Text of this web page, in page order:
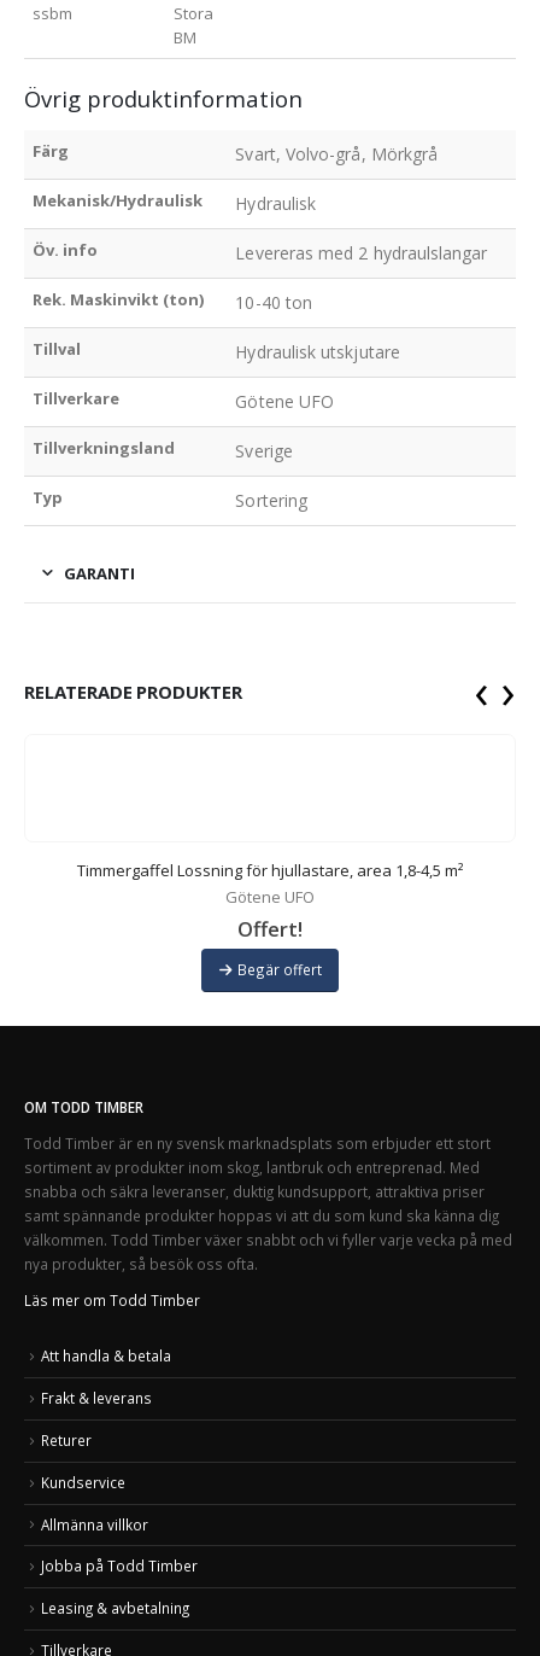
ssbm
Stora
BM
Övrig produktinformation
Färg Svart, Volvo-grå, Mörkgrå
Mekanisk/Hydraulisk Hydraulisk
Öv. info Levereras med 2 hydraulslangar
Rek. Maskinvikt (ton) 10-40 ton
Tillval Hydraulisk utskjutare
Tillverkare Götene UFO
Tillverkningsland Sverige
Typ Sortering
GARANTI
RELATERADE PRODUKTER
Timmergaffel Lossning för hjullastare, area 1,8-4,5 m²
Götene UFO
Offert!
Begär offert
‹ ›
OM TODD TIMBER
Todd Timber är en ny svensk marknadsplats som erbjuder ett stort
sortiment av produkter inom skog, lantbruk och entreprenad. Med
snabba och säkra leveranser, duktig kundsupport, attraktiva priser
samt spännande produkter hoppas vi att du som kund ska känna dig
välkommen. Todd Timber växer snabbt och vi fyller varje vecka på med
nya produkter, så besök oss ofta.
Läs mer om Todd Timber
Att handla & betala
Frakt & leverans
Returer
Kundservice
Allmänna villkor
Jobba på Todd Timber
Leasing & avbetalning
Tillverkare